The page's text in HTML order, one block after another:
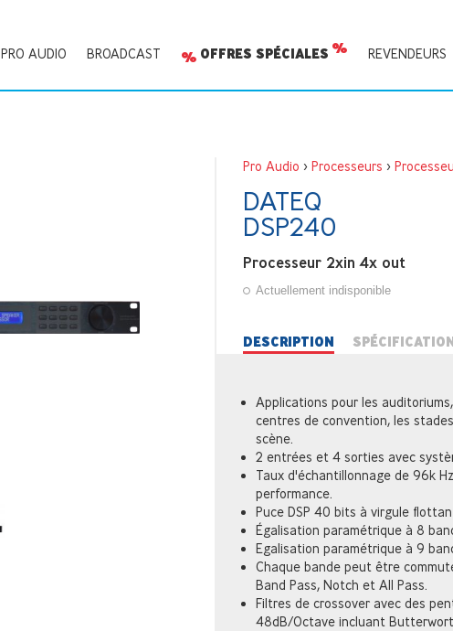
PRO AUDIO BROADCAST OFFRES SPÉCIALES REVENDEURS
Pro Audio > Processeurs >
DATEQ
DSP240
Processeur 2xin 4x out
Actuellement indisponible
DESCRIPTION
Applications pour les
centres de convention, les
scène.
2 entrées et 4 sorties avec
Taux d'échantillonnage de 96k
performance.
Puce DSP 40 bits à virgule
Égalisation paramétrique à 8
Egalisation paramétrique à 9
Chaque bande peut être
Band Pass, Notch et All Pass.
Filtres de crossover avec des
48dB/Octave incluant